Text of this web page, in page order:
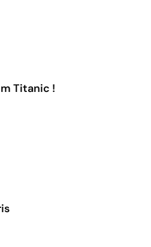
Titanic !